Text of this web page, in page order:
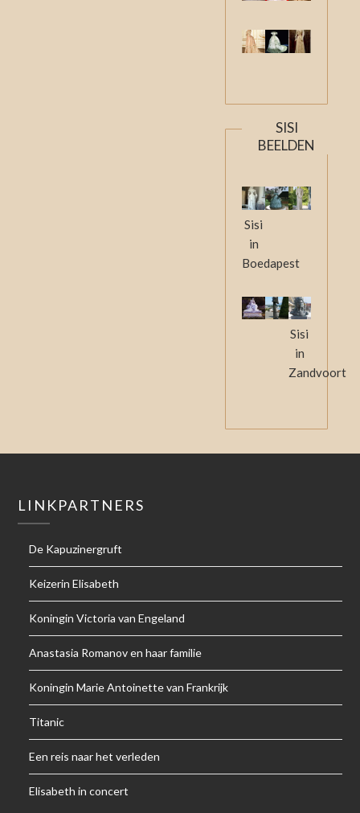
SISI
BEELDEN
Sisi
in
Boedapest
Sisi
in
Zandvoort
LINKPARTNERS
De Kapuzinergruft
Keizerin Elisabeth
Koningin Victoria van Engeland
Anastasia Romanov en haar familie
Koningin Marie Antoinette van Frankrijk
Titanic
Een reis naar het verleden
Elisabeth in concert